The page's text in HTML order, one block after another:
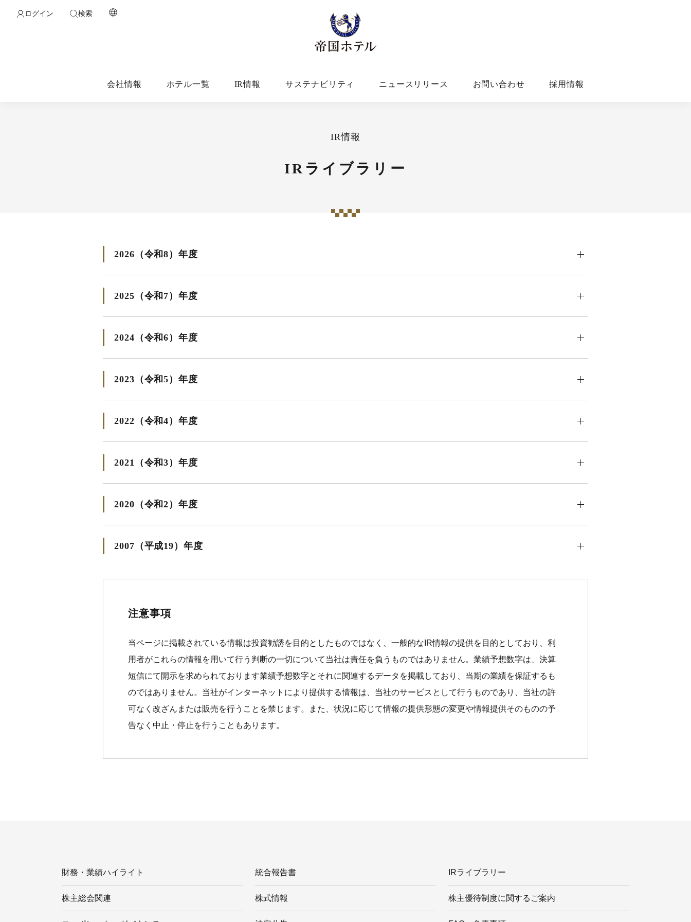
ログイン 検索
会社情報 ホテル一覧 IR情報 サステナビリティ ニュースリリース お問い合わせ 採用情報
IR情報
IRライブラリー
2026（令和8）年度
2025（令和7）年度
2024（令和6）年度
2023（令和5）年度
2022（令和4）年度
2021（令和3）年度
2020（令和2）年度
2007（平成19）年度
注意事項
当ページに掲載されている情報は投資勧誘を目的としたものではなく、一般的なIR情報の提供を目的としており、利
用者がこれらの情報を用いて行う判断の一切について当社は責任を負うものではありません。業績予想数字は、決算
短信にて開示を求められております業績予想数字とそれに関連するデータを掲載しており、当期の業績を保証するも
のではありません。当社がインターネットにより提供する情報は、当社のサービスとして行うものであり、当社の許
可なく改ざんまたは販売を行うことを禁じます。また、状況に応じて情報の提供形態の変更や情報提供そのものの予
告なく中止・停止を行うこともあります。
財務・業績ハイライト 統合報告書 IRライブラリー
株主総会関連 株式情報 株主優待制度に関するご案内